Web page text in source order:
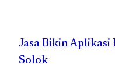
Jasa Bikin
Solok